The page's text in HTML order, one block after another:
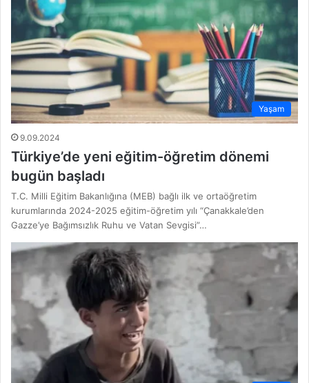
Yaşam
9.09.2024
Türkiye’de yeni eğitim-öğretim dönemi
bugün başladı
T.C. Milli Eğitim Bakanlığına (MEB) bağlı ilk ve ortaöğretim
kurumlarında 2024-2025 eğitim-öğretim yılı “Çanakkale’den
Gazze’ye Bağımsızlık Ruhu ve Vatan Sevgisi”…